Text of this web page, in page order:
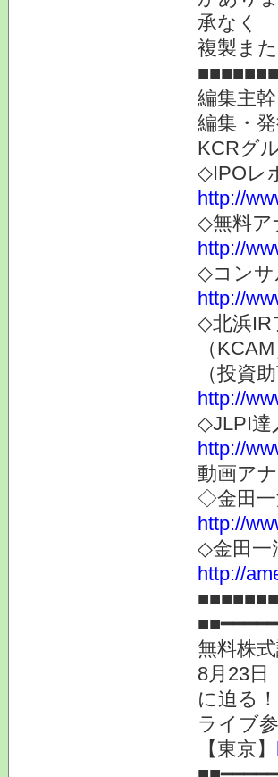
承なく
複製ま
編集主
編集・
KCRグ
◇IPOレ
http://
◇無料ア
http://
◇コンサ
http://
◇北浜IR
（KCAM
（投資
http://
◇JLPI達
http://
動画ア
◇金田一
http://
◇金田一
http://
無料株
8月23
に迫る！
ライブ
【東京】